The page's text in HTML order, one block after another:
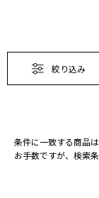
絞り込み
条件に一致する商品
お手数ですが、検索